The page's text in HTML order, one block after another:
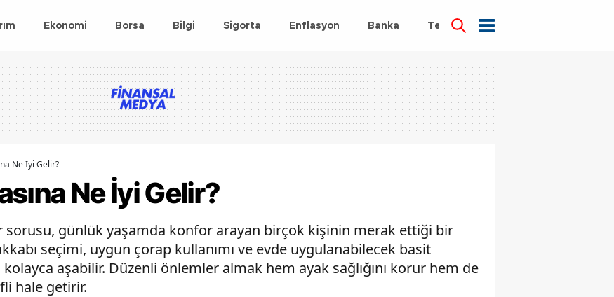
Ekonomi Borsa Bilgi Sigorta Enflasyon Banka Teknoloji
Ne İyi Gelir?
Ne İyi Gelir?
sorusu, günlük yaşamda konfor arayan birçok kişinin merak ettiği bir
seçimi, uygun çorap kullanımı ve evde uygulanabilecek basit
aşabilir. Düzenli önlemler almak hem ayak sağlığını korur hem de
hale getirir.